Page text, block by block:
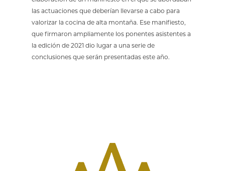
las actuaciones que deberían llevarse a cabo para
valorizar la cocina de alta montaña. Ese manifiesto,
que firmaron ampliamente los ponentes asistentes a
la edición de 2021 dio lugar a una serie de
conclusiones que serán presentadas este año.